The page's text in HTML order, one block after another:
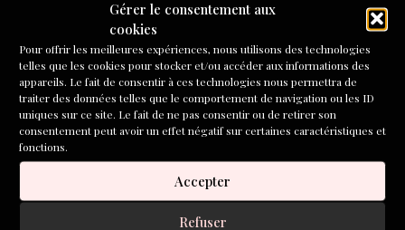
Gérer le consentement aux
cookies
Pour offrir les meilleures expériences, nous utilisons des technologies
telles que les cookies pour stocker et/ou accéder aux informations des
appareils. Le fait de consentir à ces technologies nous permettra de
traiter des données telles que le comportement de navigation ou les ID
uniques sur ce site. Le fait de ne pas consentir ou de retirer son
consentement peut avoir un effet négatif sur certaines caractéristiques et
fonctions.
Accepter
Refuser
L'ÉCOLE DU ROMAN D'ALEPH-
ÉCRITURE